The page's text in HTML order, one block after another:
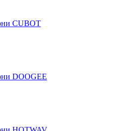
CUBOT
DOOGEE